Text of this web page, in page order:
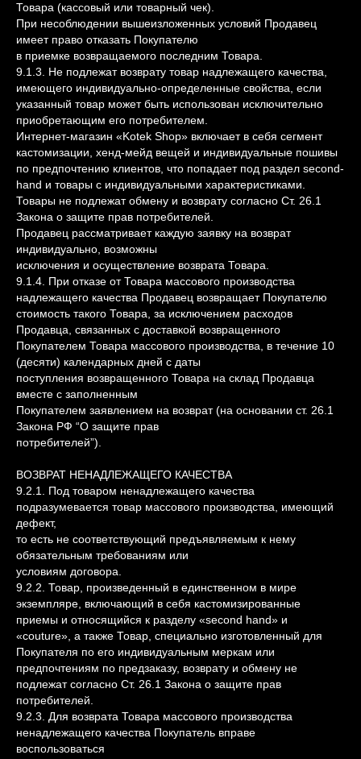
Товара (кассовый или товарный чек).
При несоблюдении вышеизложенных условий Продавец
имеет право отказать Покупателю
в приемке возвращаемого последним Товара.
9.1.3. Не подлежат возврату товар надлежащего качества,
имеющего индивидуально-определенные свойства, если
указанный товар может быть использован исключительно
приобретающим его потребителем.
Интернет-магазин «Kotek Shop» включает в себя сегмент
кастомизации, хенд-мейд вещей и индивидуальные пошивы
по предпочтению клиентов, что попадает под раздел second-
hand и товары с индивидуальными характеристиками.
Товары не подлежат обмену и возврату согласно Ст. 26.1
Закона о защите прав потребителей.
Продавец рассматривает каждую заявку на возврат
индивидуально, возможны
исключения и осуществление возврата Товара.
9.1.4. При отказе от Товара массового производства
надлежащего качества Продавец возвращает Покупателю
стоимость такого Товара, за исключением расходов
Продавца, связанных с доставкой возвращенного
Покупателем Товара массового производства, в течение 10
(десяти) календарных дней с даты
поступления возвращенного Товара на склад Продавца
вместе с заполненным
Покупателем заявлением на возврат (на основании ст. 26.1
Закона РФ “О защите прав
потребителей”).
ВОЗВРАТ НЕНАДЛЕЖАЩЕГО КАЧЕСТВА
9.2.1. Под товаром ненадлежащего качества
подразумевается товар массового производства, имеющий
дефект,
то есть не соответствующий предъявляемым к нему
обязательным требованиям или
условиям договора.
9.2.2. Товар, произведенный в единственном в мире
экземпляре, включающий в себя кастомизированные
приемы и относящийся к разделу «second hand» и
«couture», а также Товар, специально изготовленный для
Покупателя по его индивидуальным меркам или
предпочтениям по предзаказу, возврату и обмену не
подлежат согласно Ст. 26.1 Закона о защите прав
потребителей.
9.2.3. Для возврата Товара массового производства
ненадлежащего качества Покупатель вправе
воспользоваться